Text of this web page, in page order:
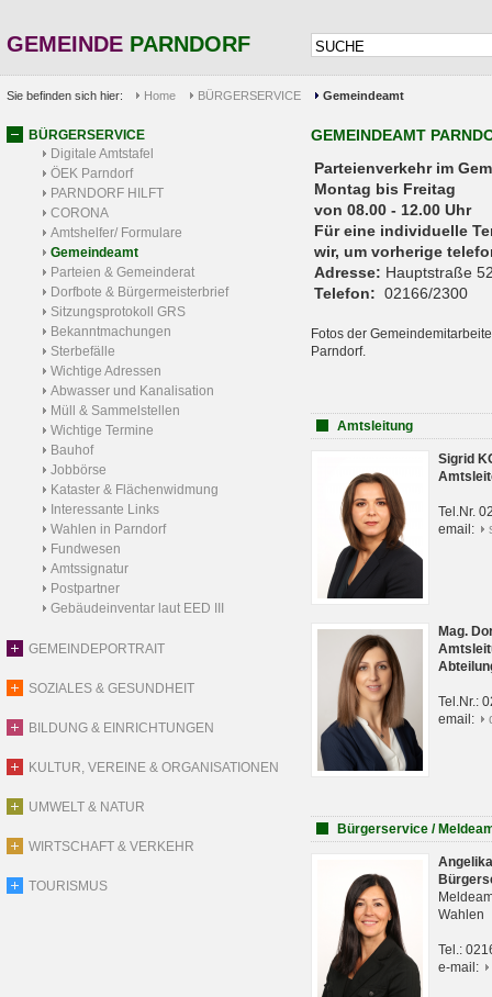
GEMEINDE PARNDORF
Sie befinden sich hier: Home BÜRGERSERVICE Gemeindeamt
BÜRGERSERVICE
Digitale Amtstafel
ÖEK Parndorf
PARNDORF HILFT
CORONA
Amtshelfer/ Formulare
Gemeindeamt
Parteien & Gemeinderat
Dorfbote & Bürgermeisterbrief
Sitzungsprotokoll GRS
Bekanntmachungen
Sterbefälle
Wichtige Adressen
Abwasser und Kanalisation
Müll & Sammelstellen
Wichtige Termine
Bauhof
Jobbörse
Kataster & Flächenwidmung
Interessante Links
Wahlen in Parndorf
Fundwesen
Amtssignatur
Postpartner
Gebäudeinventar laut EED III
GEMEINDEPORTRAIT
SOZIALES & GESUNDHEIT
BILDUNG & EINRICHTUNGEN
KULTUR, VEREINE & ORGANISATIONEN
UMWELT & NATUR
WIRTSCHAFT & VERKEHR
TOURISMUS
GEMEINDEAMT
Parteienverkehr
Montag bis Freitag
von 08.00 - 12.00 Uhr
Für eine individuelle
wir, um vorherige
Adresse: Hauptstraße
Telefon: 02166/2300
Fotos der
Parndorf.
Amtsleitung
Sigrid
Tel.Nr.
email:
Mag.
Tel.Nr.:
email:
Bürgerservice /
Wahlen
Tel.:
e-mail: